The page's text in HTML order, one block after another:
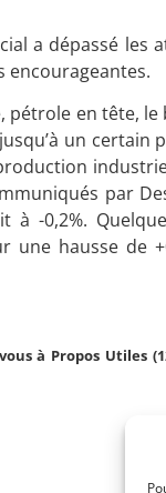
a dépassé les
encourageantes.
pétrole en tête,
un certain
par
à -0,2%.
une hausse de
à Propos Utiles